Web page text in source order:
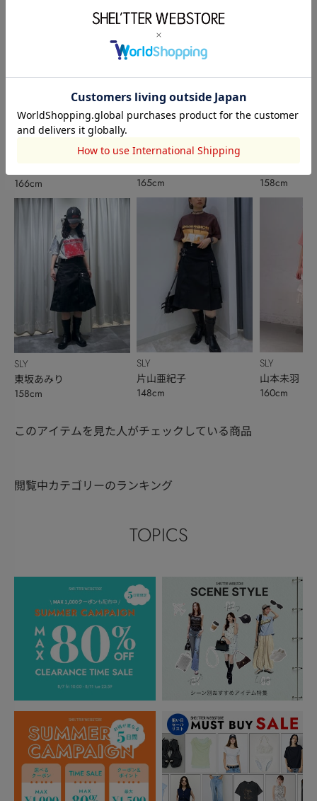
166cm
SLY
東坂あみり
158cm
SLY
165cm
SLY
片山亜紀子
148cm
158cm
SLY
山本未羽
160cm
このアイテムを見た人がチェックしている商品
閲覧中カテゴリーのランキング
TOPICS